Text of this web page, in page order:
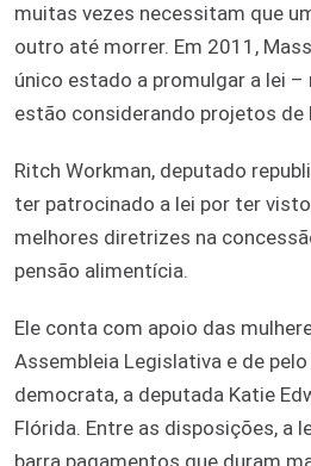
muitas vezes necessitam que
outro até morrer. Em 2011,
único estado a promulgar a lei
estão considerando projetos de
Ritch Workman, deputado
ter patrocinado a lei por ter
melhores diretrizes na
pensão alimentícia.
Ele conta com apoio das
Assembleia Legislativa e de
democrata, a deputada Katie
Flórida. Entre as disposições, a